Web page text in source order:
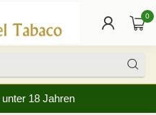
0
18 Jahren